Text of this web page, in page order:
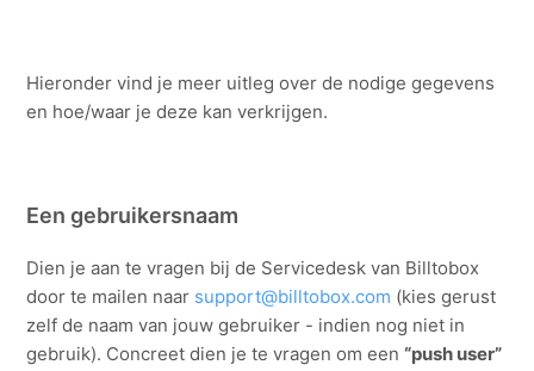
Hieronder vind je meer uitleg over de nodige gegevens
en hoe/waar je deze kan verkrijgen.
Een gebruikersnaam
Dien je aan te vragen bij de Servicedesk van Billtobox
door te mailen naar support@billtobox.com (kies gerust
zelf de naam van jouw gebruiker - indien nog niet in
gebruik). Concreet dien je te vragen om een“push user”